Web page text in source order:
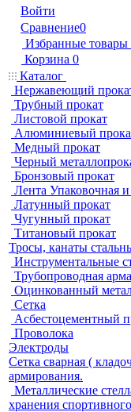
Войти
Сравнение0
Избранные товары
Корзина 0
Каталог
Нержавеющий
Трубный прокат
Листовой прокат
Алюминиевый
Медный прокат
Черный
Бронзовый прокат
Лента Упаковочная
Латунный прокат
Чугунный прокат
Титановый прокат
Тросы, канаты
Инструментальные
Трубопроводная
Оцинкованный
Сетка
Асбестоцементный
Проволока
Электроды
Сетка сварная (
армирования.
Металлические
хранения